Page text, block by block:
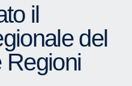
il
del
Regioni